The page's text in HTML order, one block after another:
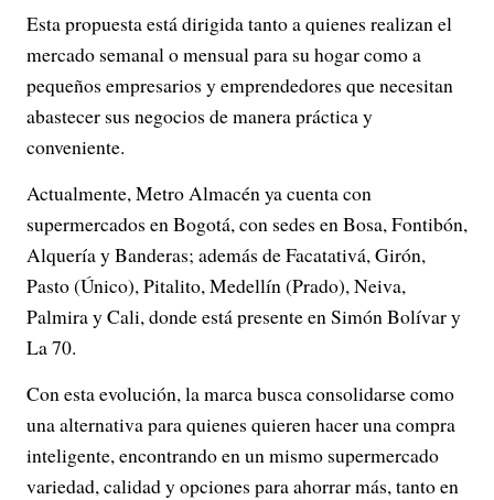
Esta propuesta está dirigida tanto a quienes realizan el
mercado semanal o mensual para su hogar como a
pequeños empresarios y emprendedores que necesitan
abastecer sus negocios de manera práctica y
conveniente.
Actualmente, Metro Almacén ya cuenta con
supermercados en Bogotá, con sedes en Bosa, Fontibón,
Alquería y Banderas; además de Facatativá, Girón,
Pasto (Único), Pitalito, Medellín (Prado), Neiva,
Palmira y Cali, donde está presente en Simón Bolívar y
La 70.
Con esta evolución, la marca busca consolidarse como
una alternativa para quienes quieren hacer una compra
inteligente, encontrando en un mismo supermercado
variedad, calidad y opciones para ahorrar más, tanto en